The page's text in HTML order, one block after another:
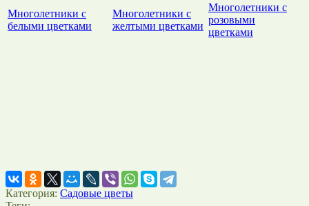
Многолетники с
белыми цветками
Многолетники с
желтыми цветками
Многолетники с
розовыми
цветками
Категория: Садовые цветы